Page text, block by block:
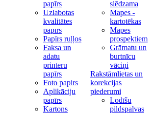
papīrs
Uzlabotas
kvalitātes
papīrs
Papīrs ruļļos
Faksa un
adatu
printeru
papīrs
Foto papirs
Aplikāciju
papīrs
Kartons
slēdzama
Mapes -
kartotēkas
Mapes
prospektiem
Grāmatu un
burtnīcu
vāciņi
Rakstāmlietas un
korekcijas
piederumi
Lodīšu
pildspalvas